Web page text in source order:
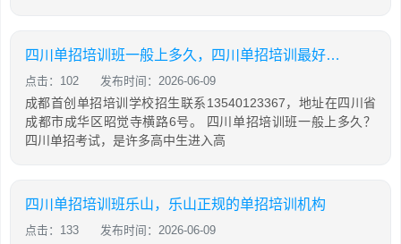
四川单招培训班一般上多久，四川单招培训最好的学校
点击：102 发布时间：2026-06-09
成都首创单招培训学校招生联系13540123367，地址在四川省
成都市成华区昭觉寺横路6号。 四川单招培训班一般上多久？
四川单招考试，是许多高中生进入高
四川单招培训班乐山，乐山正规的单招培训机构
点击：133 发布时间：2026-06-09